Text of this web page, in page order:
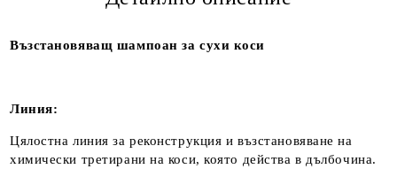
Възстановяващ шампоан за сухи коси
Линия:
Цялостна линия за реконструкция и възстановяване на
химически третирани на коси, която действа в дълбочина.